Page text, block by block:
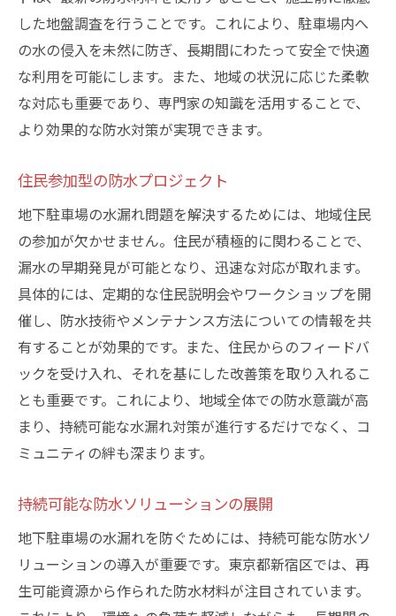
した地盤調査を行うことです。これにより、駐車場内へ
の水の侵入を未然に防ぎ、長期間にわたって安全で快適
な利用を可能にします。また、地域の状況に応じた柔軟
な対応も重要であり、専門家の知識を活用することで、
より効果的な防水対策が実現できます。
住民参加型の防水プロジェクト
地下駐車場の水漏れ問題を解決するためには、地域住民
の参加が欠かせません。住民が積極的に関わることで、
漏水の早期発見が可能となり、迅速な対応が取れます。
具体的には、定期的な住民説明会やワークショップを開
催し、防水技術やメンテナンス方法についての情報を共
有することが効果的です。また、住民からのフィードバ
ックを受け入れ、それを基にした改善策を取り入れるこ
とも重要です。これにより、地域全体での防水意識が高
まり、持続可能な水漏れ対策が進行するだけでなく、コ
ミュニティの絆も深まります。
持続可能な防水ソリューションの展開
地下駐車場の水漏れを防ぐためには、持続可能な防水ソ
リューションの導入が重要です。東京都新宿区では、再
生可能資源から作られた防水材料が注目されています。